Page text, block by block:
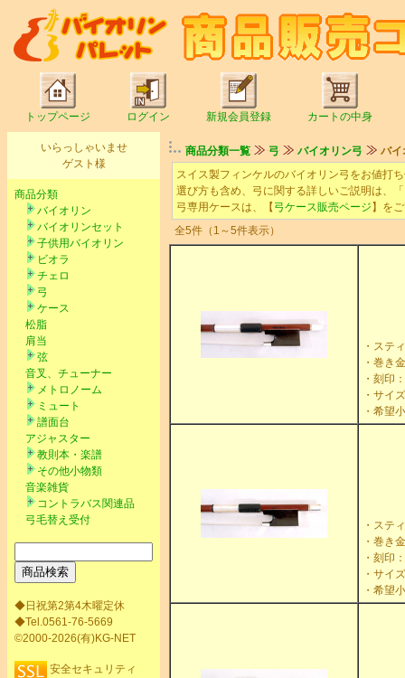
トップページ ログイン 新規会員登録 カートの中身
いらっしゃいませ
ゲスト様
商品分類
バイオリン
バイオリンセット
子供用バイオリン
ビオラ
チェロ
弓
ケース
松脂
肩当
弦
音叉、チューナー
メトロノーム
ミュート
譜面台
アジャスター
教則本・楽譜
その他小物類
音楽雑貨
コントラバス関連品
弓毛替え受付
◆日祝第2第4木曜定休
◆Tel.0561-76-5669
©2000-2026(有)KG-NET
安全セキュリティ
商品分類一覧 弓 バイオリン弓
バイ
スイス製フィンケルのバイオリン弓をお値打
選び方も含め、弓に関する詳しいご説明は、「
弓専用ケースは、【 弓ケース販売ページ 】を
全5件（1～5件表示）
・ステ
・巻き
・刻印
・サイ
・希望
・ステ
・巻き
・刻印
・サイ
・希望